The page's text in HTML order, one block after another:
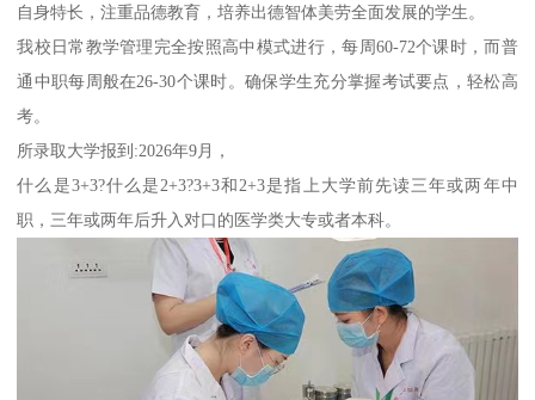
自身特长，注重品德教育，培养出德智体美劳全面发展的学生。
我校日常教学管理完全按照高中模式进行，每周60-72个课时，而普
通中职每周般在26-30个课时。确保学生充分掌握考试要点，轻松高
考。
所录取大学报到:2026年9月，
什么是3+3?什么是2+3?3+3和2+3是指上大学前先读三年或两年中
职，三年或两年后升入对口的医学类大专或者本科。